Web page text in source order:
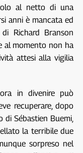
al netto di una
anni è mancata ed
Richard Branson
al momento non ha
attesi alla vigilia
in divenire può
recuperare, dopo
di Sébastien Buemi,
la terribile due
sorpreso nel